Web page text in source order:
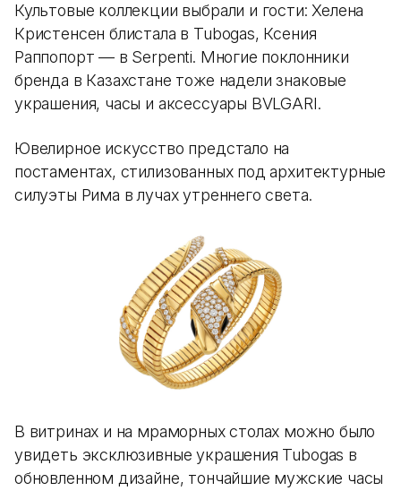
Культовые коллекции выбрали и гости: Хелена
Кристенсен блистала в Tubogas, Ксения
Раппопорт — в Serpenti. Многие поклонники
бренда в Казахстане тоже надели знаковые
украшения, часы и аксессуары BVLGARI.
Ювелирное искусство предстало на
постаментах, стилизованных под архитектурные
силуэты Рима в лучах утреннего света.
В витринах и на мраморных столах можно было
увидеть эксклюзивные украшения Tubogas в
обновленном дизайне, тончайшие мужские часы